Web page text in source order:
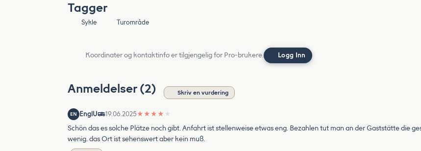
Tagger
Sykle Turområde
Koordinater og kontaktinfo er tilgjengelig for Pro-brukere. Logg Inn
Anmeldelser (2) Skriv en vurdering
EN EnglU 19.06.2025★ ★ ★ ★ ★
Schön das es solche Plätze noch gibt. Anfahrt ist stellenweise etwas eng. Bezahlen tut man an der Gaststätte die
wenig. das Ort ist sehenswert aber kein muß.